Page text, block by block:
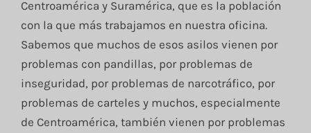
Centroamérica y Suramérica, que es la población
con la que más trabajamos en nuestra oficina.
Sabemos que muchos de esos asilos vienen por
problemas con pandillas, por problemas de
inseguridad, por problemas de narcotráfico, por
problemas de carteles y muchos, especialmente
de Centroamérica, también vienen por problemas